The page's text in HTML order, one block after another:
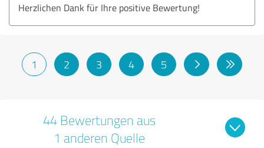
Herzlichen Dank für Ihre positive Bewertung!
1 2 3 4 5
44 Bewertungen aus
1 anderen Quelle